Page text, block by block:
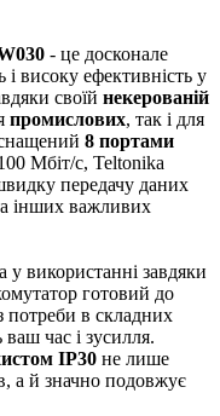
- це досконале
високу ефективність у
своїй некерованій
промислових, так і для
8 портами
Мбіт/с, Teltonika
передачу даних
інших важливих
у використанні завдяки
готовий до
потреби в складних
час і зусилля.
IP30 не лише
а й значно подовжує